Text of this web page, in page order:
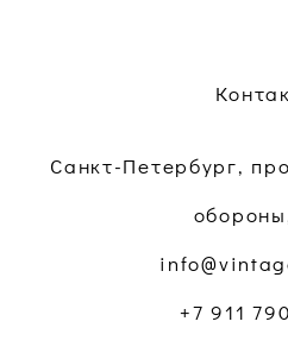
Санкт-Петербург,
+7 911